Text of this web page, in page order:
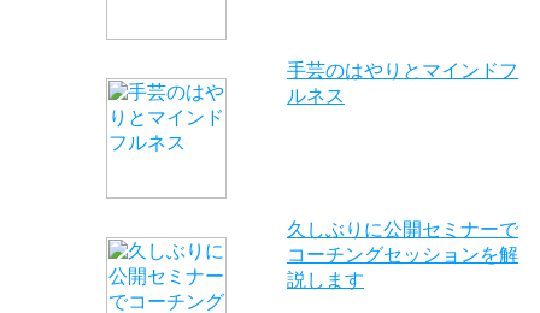
手芸のはやりとマインドフ
ルネス
久しぶりに公開セミナーで
コーチングセッションを解
説します